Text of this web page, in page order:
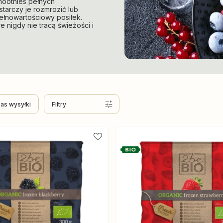
je rozmrozić lub
posiłek.
nigdy nie tracą świeżości i
wysyłki Filtry